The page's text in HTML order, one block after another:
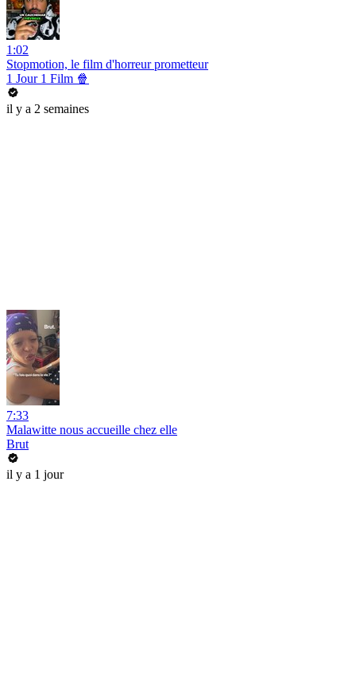
1:02
Stopmotion, le film d'horreur prometteur
1 Jour 1 Film 🍿
il y a 2 semaines
7:33
Malawitte nous accueille chez elle
Brut
il y a 1 jour